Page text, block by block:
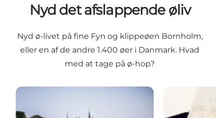
Nyd det afslappende øliv
Nyd ø-livet på fine Fyn og klippeøen Bornholm,
eller en af ​​de andre 1.400 øer i Danmark. Hvad
med at tage på ø-hop?
Eventyrøen Fyn Solskinsøen